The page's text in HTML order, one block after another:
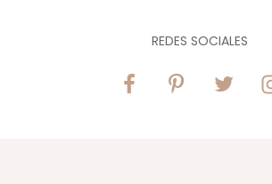
REDES SOCIALES